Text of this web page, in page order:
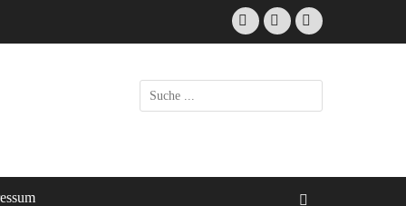
Facebook
E-
Mail
Instagram
Suchen
nach: